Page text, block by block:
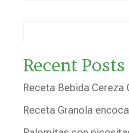
Recent Posts
Receta Bebida Cereza
Receta Granola